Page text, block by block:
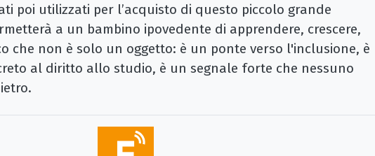
poi utilizzati per l’acquisto di questo piccolo grande
a un bambino ipovedente di apprendere, crescere,
che non è solo un oggetto: è un ponte verso l'inclusione, è
al diritto allo studio, è un segnale forte che nessuno